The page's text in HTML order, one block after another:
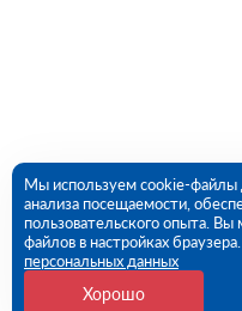
Мы используем cookie-файлы
анализа посещаемости,
пользовательского опыта.
файлов в настройках
персональных данных
Хорошо